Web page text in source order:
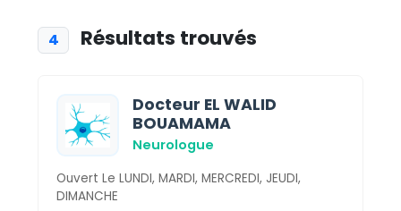
4 Résultats trouvés
Docteur EL WALID
BOUAMAMA
Neurologue
Ouvert Le LUNDI, MARDI, MERCREDI, JEUDI,
DIMANCHE